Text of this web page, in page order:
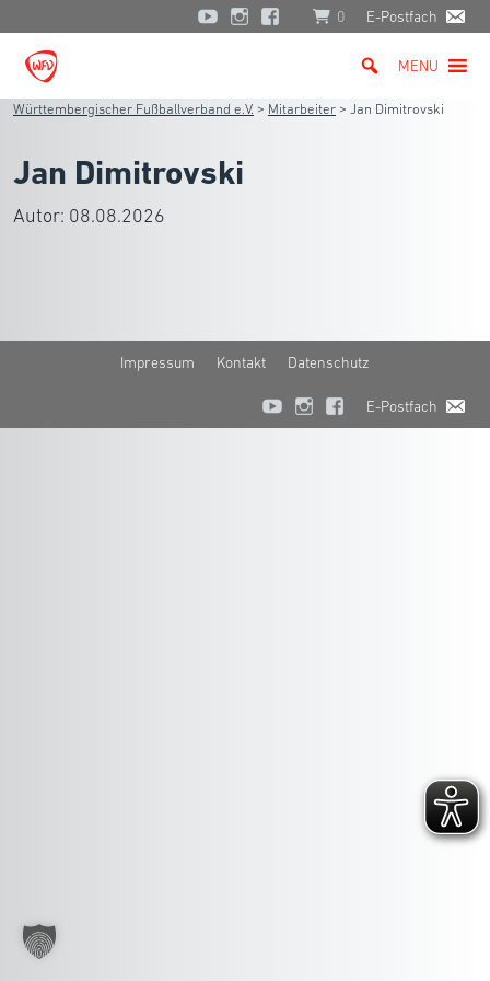
0 E-Postfach
MENU
Württembergischer Fußballverband e.V. > Mitarbeiter > Jan Dimitrovski
Jan Dimitrovski
Autor: 08.08.2026
Impressum Kontakt Datenschutz
E-Postfach